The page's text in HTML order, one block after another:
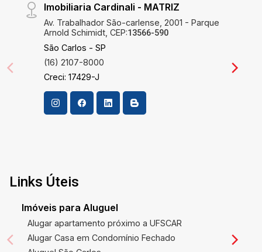
Imobiliaria Cardinali - MATRIZ
Av. Trabalhador São-carlense, 2001 - Parque
Arnold Schimidt, CEP:13566-590
São Carlos - SP
(16) 2107-8000
Creci: 17429-J
Links Úteis
Imóveis para Aluguel
Alugar apartamento próximo a UFSCAR
Alugar Casa em Condomínio Fechado